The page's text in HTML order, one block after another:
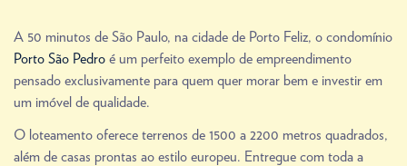
A 50 minutos de São Paulo, na cidade de Porto Feliz, o condomínio
Porto São Pedro é um perfeito exemplo de empreendimento
pensado exclusivamente para quem quer morar bem e investir em
um imóvel de qualidade.
O loteamento oferece terrenos de 1500 a 2200 metros quadrados,
além de casas prontas ao estilo europeu. Entregue com toda a